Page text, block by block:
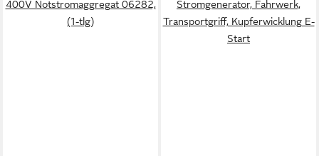
400V Notstromaggregat 06282,
(1-tlg)
Stromgenerator, Fahrwerk,
Transportgriff, Kupferwicklung E-
Start